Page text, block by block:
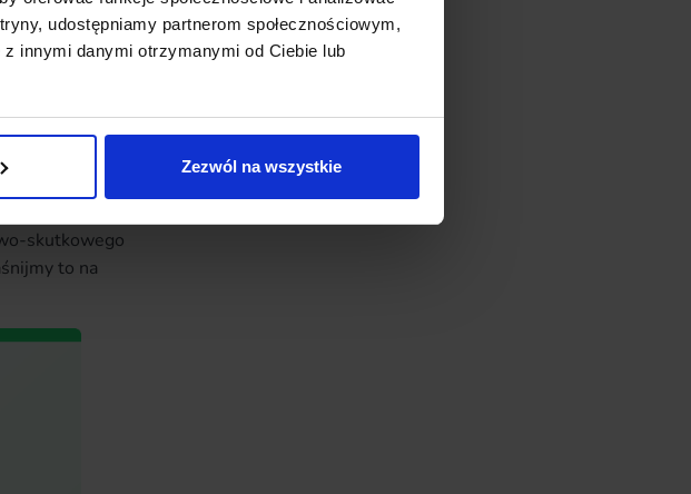
udostępniamy partnerom społecznościowym,
innymi danymi otrzymanymi od Ciebie lub
Zezwól na wszystkie
umowy.
skutkowego
to na